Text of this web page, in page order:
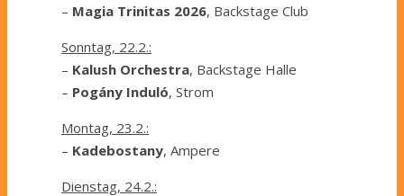
– Magia Trinitas 2026, Backstage Club
Sonntag, 22.2.:
– Kalush Orchestra, Backstage Halle
– Pogány Induló, Strom
Montag, 23.2.:
– Kadebostany, Ampere
Dienstag, 24.2.: